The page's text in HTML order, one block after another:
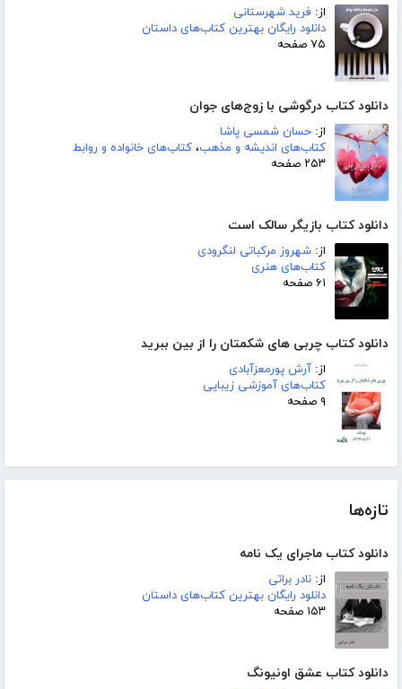
از: فرید شهرستانی
دانلود رایگان بهترین کتاب‌های داستان
۷۵ صفحه
دانلود کتاب درگوشی با زوج‌های جوان
از: حسان شمسی پاشا
کتاب‌های اندیشه و مذهب، کتاب‌های خانواده و روابط
۲۵۳ صفحه
دانلود کتاب بازیگر سالک است
از: شهروز مرکباتی لنگرودی
کتاب‌های هنری
۶۱ صفحه
دانلود کتاب چربی های شکمتان را از بین ببرید
از: آرش پورمعزآبادی
کتاب‌های آموزشی زیبایی
۹ صفحه
تازه‌ها
دانلود کتاب ماجرای یک نامه
از: نادر براتی
دانلود رایگان بهترین کتاب‌های داستان
۱۵۳ صفحه
دانلود کتاب عشق اونیونگ